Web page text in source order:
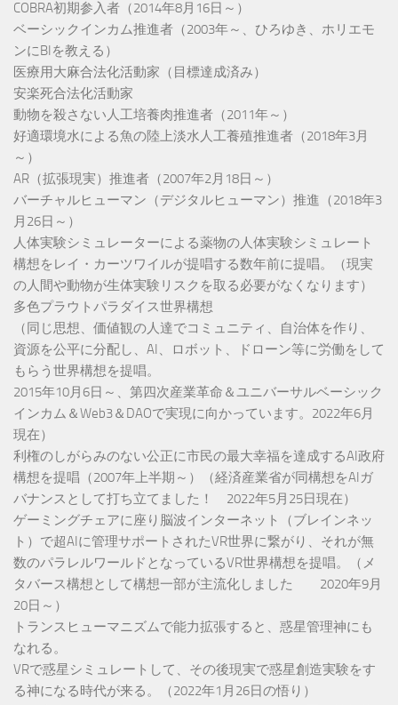
COBRA初期参入者（2014年8月16日～）
ベーシックインカム推進者（2003年～、ひろゆき、ホリエモ
ンにBIを教える）
医療用大麻合法化活動家（目標達成済み）
安楽死合法化活動家
動物を殺さない人工培養肉推進者（2011年～）
好適環境水による魚の陸上淡水人工養殖推進者（2018年3月
～）
AR（拡張現実）推進者（2007年2月18日～）
バーチャルヒューマン（デジタルヒューマン）推進（2018年3
月26日～）
人体実験シミュレーターによる薬物の人体実験シミュレート
構想をレイ・カーツワイルが提唱する数年前に提唱。（現実
の人間や動物が生体実験リスクを取る必要がなくなります）
多色プラウトパラダイス世界構想
（同じ思想、価値観の人達でコミュニティ、自治体を作り、
資源を公平に分配し、AI、ロボット、ドローン等に労働をして
もらう世界構想を提唱。
2015年10月6日～、第四次産業革命＆ユニバーサルベーシック
インカム＆Web3＆DAOで実現に向かっています。2022年6月
現在）
利権のしがらみのない公正に市民の最大幸福を達成するAI政府
構想を提唱（2007年上半期～）（経済産業省が同構想をAIガ
バナンスとして打ち立てました！ 2022年5月25日現在）
ゲーミングチェアに座り脳波インターネット（ブレインネッ
ト）で超AIに管理サポートされたVR世界に繋がり、それが無
数のパラレルワールドとなっているVR世界構想を提唱。（メ
タバース構想として構想一部が主流化しました 2020年9月
20日～）
トランスヒューマニズムで能力拡張すると、惑星管理神にも
なれる。
VRで惑星シミュレートして、その後現実で惑星創造実験をす
る神になる時代が来る。（2022年1月26日の悟り）